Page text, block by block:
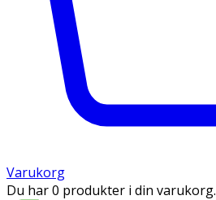
Varukorg
Du har 0 produkter i din varukorg.